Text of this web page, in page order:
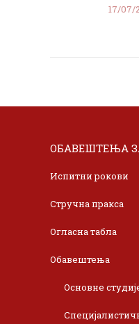
17/07/
ОБАВЕШТЕЊА
Испитни рокови
Стручна пракса
Огласна табла
Обавештења
Основне